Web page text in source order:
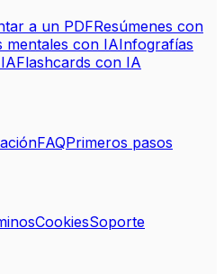
a un PDFResúmenes con
mentales con IAInfografías
Flashcards con IA
FAQPrimeros pasos
CookiesSoporte